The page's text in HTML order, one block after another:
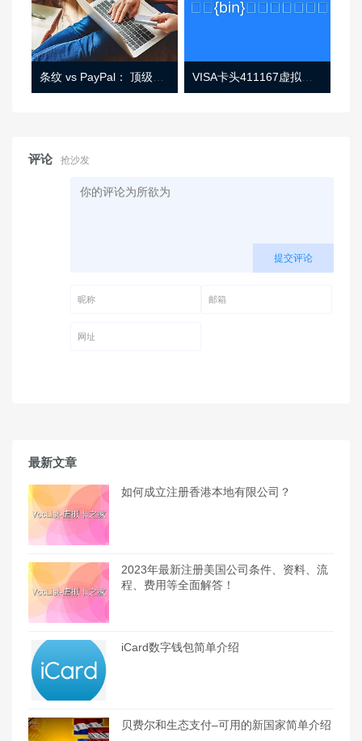
条纹 vs PayPal： 顶级功能， 定价 （和更多！ VISA卡头411167虚拟卡基础信息
评论 抢沙发
提交评论
最新文章
如何成立注册香港本地有限公司？
2023年最新注册美国公司条件、资料、流
程、费用等全面解答！
iCard数字钱包简单介绍
贝费尔和生态支付–可用的新国家简单介绍